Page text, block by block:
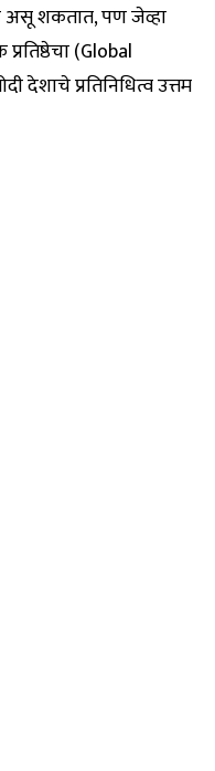
असू शकतात, पण जेव्हा
(Global
देशाचे प्रतिनिधित्व उत्तम